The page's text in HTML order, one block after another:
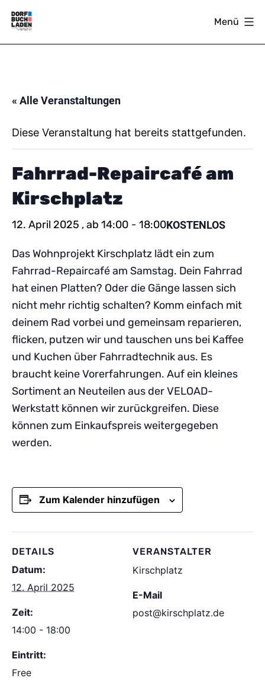
Zum
Inhalt
springen
Menü
« Alle Veranstaltungen
Diese Veranstaltung hat bereits stattgefunden.
Fahrrad-Repaircafé am
Kirschplatz
12. April 2025 , ab 14:00 - 18:00KOSTENLOS
Das Wohnprojekt Kirschplatz lädt ein zum
Fahrrad-Repaircafé am Samstag. Dein Fahrrad
hat einen Platten? Oder die Gänge lassen sich
nicht mehr richtig schalten? Komm einfach mit
deinem Rad vorbei und gemeinsam reparieren,
flicken, putzen wir und tauschen uns bei Kaffee
und Kuchen über Fahrradtechnik aus. Es
braucht keine Vorerfahrungen. Auf ein kleines
Sortiment an Neuteilen aus der VELOAD-
Werkstatt können wir zurückgreifen. Diese
können zum Einkaufspreis weitergegeben
werden.
Zum Kalender hinzufügen
DETAILS
Datum:
12. April 2025
Zeit:
14:00 - 18:00
Eintritt:
Free
VERANSTALTER
Kirschplatz
E-Mail
post@kirschplatz.de